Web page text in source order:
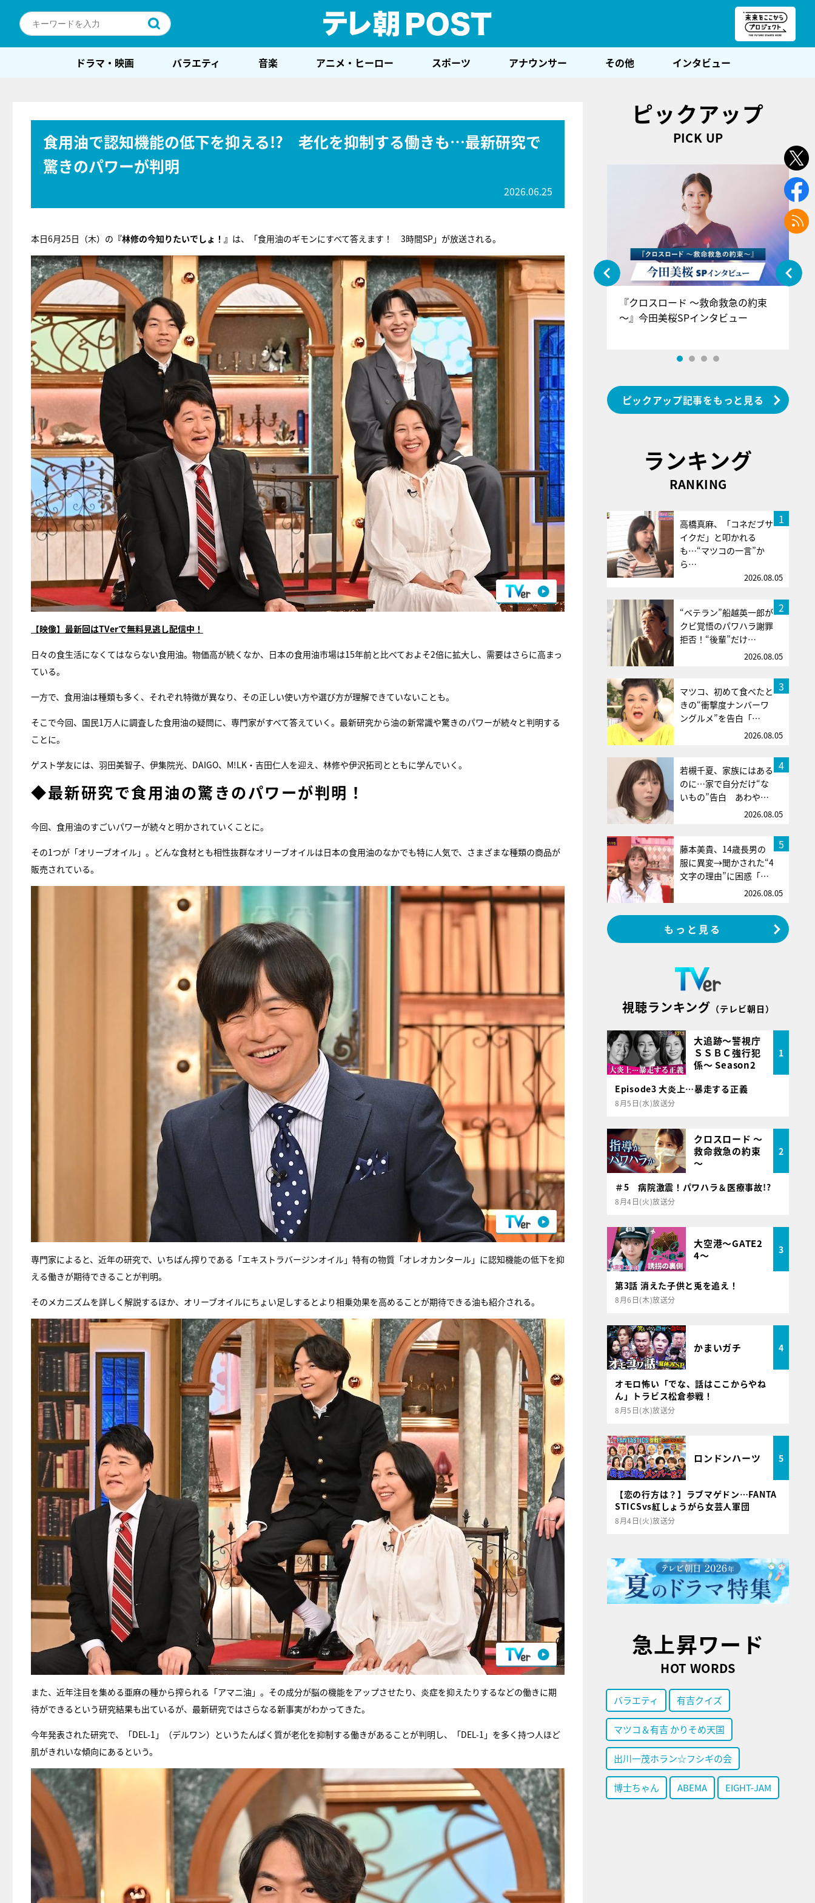
ドラマ・映画 バラエティ 音楽 アニメ・ヒーロー スポーツ アナウンサー その他 インタビュー
食用油で認知機能の低下を抑える!? 老化を抑制する働きも…最新研究で
驚きのパワーが判明
2026.06.25
本日6月25日（木）の 『林修の今知りたいでしょ！』 は、「食用油のギモンにすべて答えます！ 3時間SP」が放送される。
【映像】最新回はTVerで無料見逃し配信中！
日々の食生活になくてはならない食用油。物価高が続くなか、日本の食用油市場は15年前と比べておよそ2倍に拡大し、需要はさらに高まっ
ている。
一方で、食用油は種類も多く、それぞれ特徴が異なり、その正しい使い方や選び方が理解できていないことも。
そこで今回、国民1万人に調査した食用油の疑問に、専門家がすべて答えていく。最新研究から油の新常識や驚きのパワーが続々と判明する
ことに。
ゲスト学友には、羽田美智子、伊集院光、DAIGO、M!LK・吉田仁人を迎え、林修や伊沢拓司とともに学んでいく。
◆最新研究で食用油の驚きのパワーが判明！
今回、食用油のすごいパワーが続々と明かされていくことに。
その1つが「オリーブオイル」。どんな食材とも相性抜群なオリーブオイルは日本の食用油のなかでも特に人気で、さまざまな種類の商品が
販売されている。
専門家によると、近年の研究で、いちばん搾りである「エキストラバージンオイル」特有の物質「オレオカンタール」に認知機能の低下を抑
える働きが期待できることが判明。
そのメカニズムを詳しく解説するほか、オリーブオイルにちょい足しするとより相乗効果を高めることが期待できる油も紹介される。
また、近年注目を集める亜麻の種から搾られる「アマニ油」。その成分が脳の機能をアップさせたり、炎症を抑えたりするなどの働きに期
待ができるという研究結果も出ているが、最新研究ではさらなる新事実がわかってきた。
今年発表された研究で、「DEL-1」（デルワン）というたんぱく質が老化を抑制する働きがあることが判明し、「DEL-1」を多く持つ人ほど
肌がきれいな傾向にあるという。
ピックアップ
PICK UP
『アイ＝ラブ！げーみんぐ』＝LOV
E齋藤樹愛羅＆佐々木舞香SPインタ
ビュー
『クロスロード ～救命救急の約束
～』今田美桜SPインタビュー
ピックアップ記事をもっと見る
ランキング
RANKING
1
高橋真麻、「コネだブサ
イクだ」と叩かれる
も…“マツコの一言”か
ら…
2026.08.05
2
“ベテラン”船越英一郎が
クビ覚悟のパワハラ謝罪
拒否！“後輩”だけ…
2026.08.05
3
マツコ、初めて食べたと
きの“衝撃度ナンバーワ
ングルメ”を告白「…
2026.08.05
4
若槻千夏、家族にはある
のに…家で自分だけ“な
いもの”告白 あわや…
2026.08.05
5
藤本美貴、14歳長男の
服に異変→聞かされた“4
文字の理由”に困惑「…
2026.08.05
もっと見る
視聴ランキング （テレビ朝日）
大追跡～警視庁
ＳＳＢＣ強行犯
係～ Season2
1
Episode3 大炎上…暴走する正義
8月5日(水)放送分
クロスロード ～
救命救急の約束
～
2
＃5 病院激震！パワハラ＆医療事故!?
8月4日(火)放送分
大空港～GATE2
4～
3
第3話 消えた子供と兎を追え！
8月6日(木)放送分
かまいガチ 4
オモロ怖い「でな、話はここからやね
ん」トラビス松倉参戦！
8月5日(水)放送分
ロンドンハーツ 5
【恋の行方は？】ラブマゲドン…FANTA
STICSvs紅しょうがら女芸人軍団
8月4日(火)放送分
急上昇ワード
HOT WORDS
バラエティ 有吉クイズ
マツコ＆有吉 かりそめ天国
出川一茂ホラン☆フシギの会
博士ちゃん ABEMA EIGHT-JAM